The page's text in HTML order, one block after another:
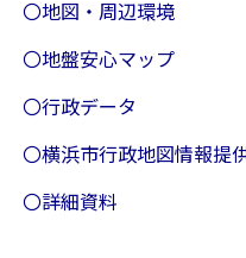
〇地図・周辺環境
〇地盤安心マップ
〇行政データ
〇横浜市行政地図情報提
〇詳細資料